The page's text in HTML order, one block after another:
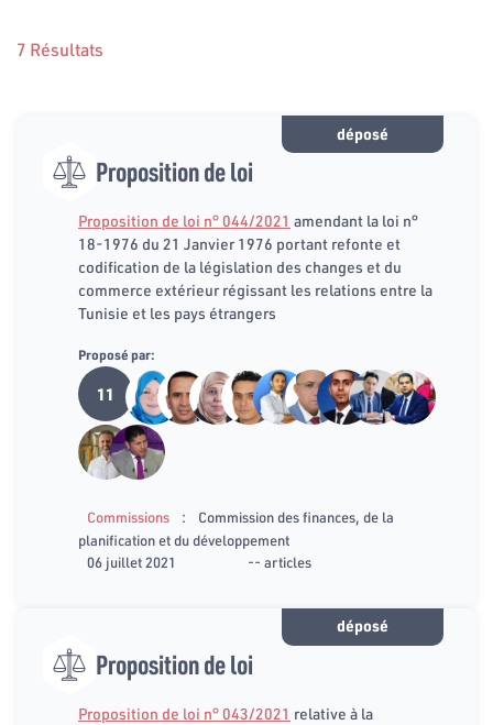
7 Résultats
déposé
Proposition de loi
Proposition de loi n° 044/2021 amendant la loi n°
18-1976 du 21 Janvier 1976 portant refonte et
codification de la législation des changes et du
commerce extérieur régissant les relations entre la
Tunisie et les pays étrangers
Proposé par:
11
Commissions :
Commission des finances, de la
planification et du développement
06 juillet 2021
-- articles
déposé
Proposition de loi
Proposition de loi n° 043/2021 relative à la